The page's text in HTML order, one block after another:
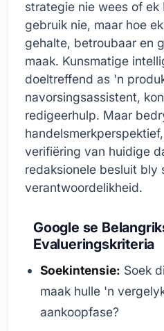
strategie nie wees of ek
gebruik nie, maar hoe
gehalte, betroubaar en
maak. Kunsmatige
doeltreffend as 'n
navorsingsassistent,
redigeerhulp. Maar
verifiëring van huidige
redaksionele besluit bly
verantwoordelikheid.
Google se
Evalueringskriteria
Soekintensie: Soek
maak hulle 'n
aankoopfase?